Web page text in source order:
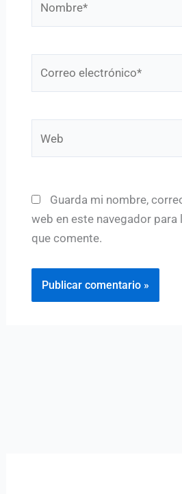
Guarda mi nombre,
web en este navegador para
que comente.